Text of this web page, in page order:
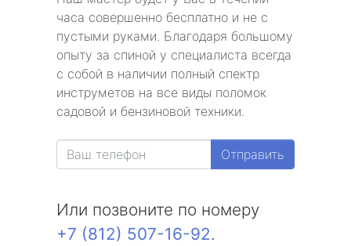
часа совершенно бесплатно и не с
пустыми руками. Благодаря большому
опыту за спиной у специалиста всегда
с собой в наличии полный спектр
инструметов на все виды поломок
садовой и бензиновой техники.
Отправить
Или позвоните по номеру
+7 (812) 507-16-92.